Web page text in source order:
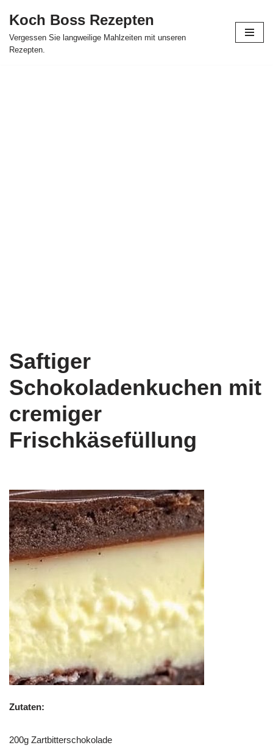
Skip
to
Koch Boss Rezepten
Vergessen Sie langweilige Mahlzeiten mit unseren
Rezepten.
Saftiger
Schokoladenkuchen mit
cremiger
Frischkäsefüllung
Zutaten:
200g Zartbitterschokolade